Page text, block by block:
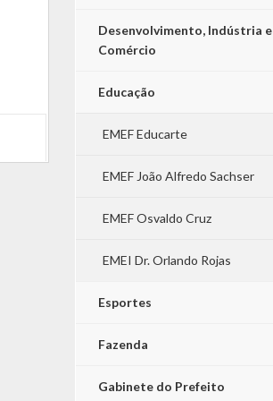
Desenvolvimento, Indústria e
Comércio
Educação
EMEF Educarte
EMEF João Alfredo Sachser
EMEF Osvaldo Cruz
EMEI Dr. Orlando Rojas
Esportes
Fazenda
Gabinete do Prefeito